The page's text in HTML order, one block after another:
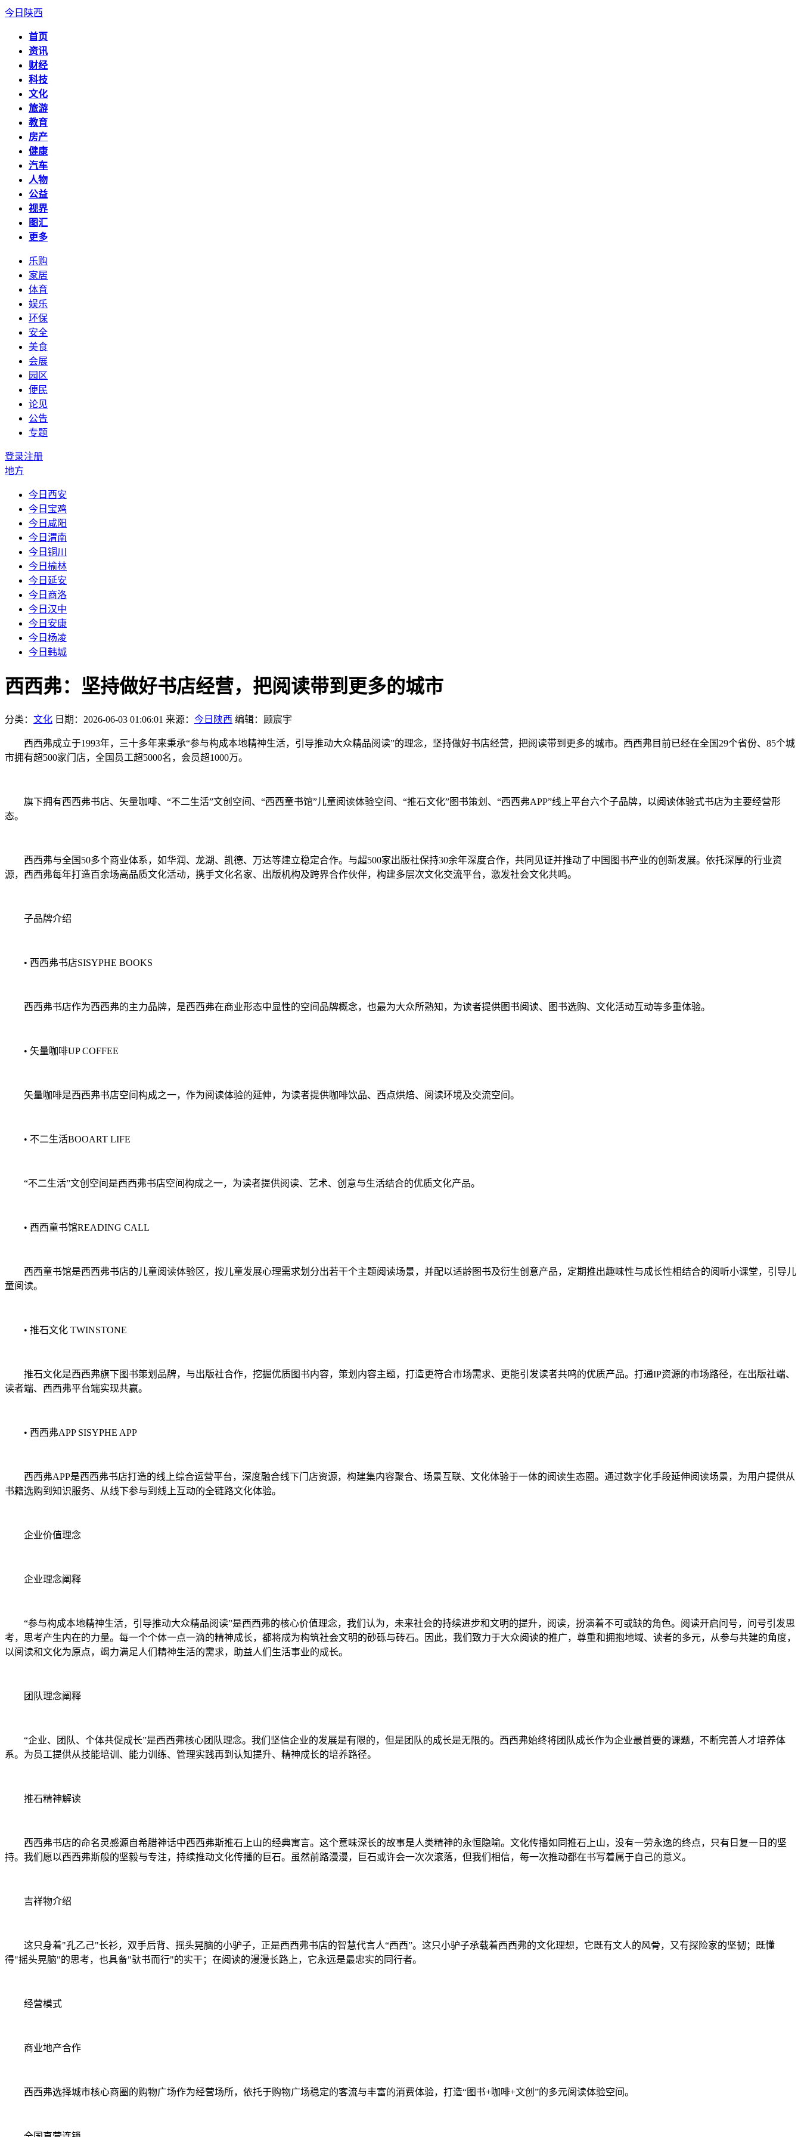
今日陕西
首页
资讯
财经
科技
文化
旅游
教育
房产
健康
汽车
人物
公益
视界
图汇
更多
乐购
家居
体育
娱乐
环保
安全
美食
会展
园区
便民
论见
公告
专题
登录注册
地方
今日西安
今日宝鸡
今日咸阳
今日渭南
今日铜川
今日榆林
今日延安
今日商洛
今日汉中
今日安康
今日杨凌
今日韩城
西西弗：坚持做好书店经营，把阅读带到更多的城市
分类： 文化 日期：2026-06-03 01:06:01 来源： 今日陕西 编辑：顾宸宇
西西弗成立于1993年，三十多年来秉承“参与构成本地精神生活，引导推动大众精品阅读”的理念，坚持做好书店经营，把阅读带到更多的城市。西西弗目前已经在全国29个省份、85个城
市拥有超500家门店，全国员工超5000名，会员超1000万。
旗下拥有西西弗书店、矢量咖啡、“不二生活”文创空间、“西西童书馆”儿童阅读体验空间、“推石文化”图书策划、“西西弗APP”线上平台六个子品牌，以阅读体验式书店为主要经营形
态。
西西弗与全国50多个商业体系，如华润、龙湖、凯德、万达等建立稳定合作。与超500家出版社保持30余年深度合作，共同见证并推动了中国图书产业的创新发展。依托深厚的行业资
源，西西弗每年打造百余场高品质文化活动，携手文化名家、出版机构及跨界合作伙伴，构建多层次文化交流平台，激发社会文化共鸣。
子品牌介绍
• 西西弗书店SISYPHE BOOKS
西西弗书店作为西西弗的主力品牌，是西西弗在商业形态中显性的空间品牌概念，也最为大众所熟知，为读者提供图书阅读、图书选购、文化活动互动等多重体验。
• 矢量咖啡UP COFFEE
矢量咖啡是西西弗书店空间构成之一，作为阅读体验的延伸，为读者提供咖啡饮品、西点烘焙、阅读环境及交流空间。
• 不二生活BOOART LIFE
“不二生活”文创空间是西西弗书店空间构成之一，为读者提供阅读、艺术、创意与生活结合的优质文化产品。
• 西西童书馆READING CALL
西西童书馆是西西弗书店的儿童阅读体验区，按儿童发展心理需求划分出若干个主题阅读场景，并配以适龄图书及衍生创意产品，定期推出趣味性与成长性相结合的阅听小课堂，引导儿
童阅读。
• 推石文化 TWINSTONE
推石文化是西西弗旗下图书策划品牌，与出版社合作，挖掘优质图书内容，策划内容主题，打造更符合市场需求、更能引发读者共鸣的优质产品。打通IP资源的市场路径，在出版社端、
读者端、西西弗平台端实现共赢。
• 西西弗APP SISYPHE APP
西西弗APP是西西弗书店打造的线上综合运营平台，深度融合线下门店资源，构建集内容聚合、场景互联、文化体验于一体的阅读生态圈。通过数字化手段延伸阅读场景，为用户提供从
书籍选购到知识服务、从线下参与到线上互动的全链路文化体验。
企业价值理念
企业理念阐释
“参与构成本地精神生活，引导推动大众精品阅读”是西西弗的核心价值理念，我们认为，未来社会的持续进步和文明的提升，阅读，扮演着不可或缺的角色。阅读开启问号，问号引发思
考，思考产生内在的力量。每一个个体一点一滴的精神成长，都将成为构筑社会文明的砂砾与砖石。因此，我们致力于大众阅读的推广，尊重和拥抱地域、读者的多元，从参与共建的角度，
以阅读和文化为原点，竭力满足人们精神生活的需求，助益人们生活事业的成长。
团队理念阐释
“企业、团队、个体共促成长”是西西弗核心团队理念。我们坚信企业的发展是有限的，但是团队的成长是无限的。西西弗始终将团队成长作为企业最首要的课题，不断完善人才培养体
系。为员工提供从技能培训、能力训练、管理实践再到认知提升、精神成长的培养路径。
推石精神解读
西西弗书店的命名灵感源自希腊神话中西西弗斯推石上山的经典寓言。这个意味深长的故事是人类精神的永恒隐喻。文化传播如同推石上山，没有一劳永逸的终点，只有日复一日的坚
持。我们愿以西西弗斯般的坚毅与专注，持续推动文化传播的巨石。虽然前路漫漫，巨石或许会一次次滚落，但我们相信，每一次推动都在书写着属于自己的意义。
吉祥物介绍
这只身着"孔乙己"长衫，双手后背、摇头晃脑的小驴子，正是西西弗书店的智慧代言人“西西”。这只小驴子承载着西西弗的文化理想，它既有文人的风骨，又有探险家的坚韧；既懂
得"摇头晃脑"的思考，也具备"驮书而行"的实干；在阅读的漫漫长路上，它永远是最忠实的同行者。
经营模式
商业地产合作
西西弗选择城市核心商圈的购物广场作为经营场所，依托于购物广场稳定的客流与丰富的消费体验，打造“图书+咖啡+文创”的多元阅读体验空间。